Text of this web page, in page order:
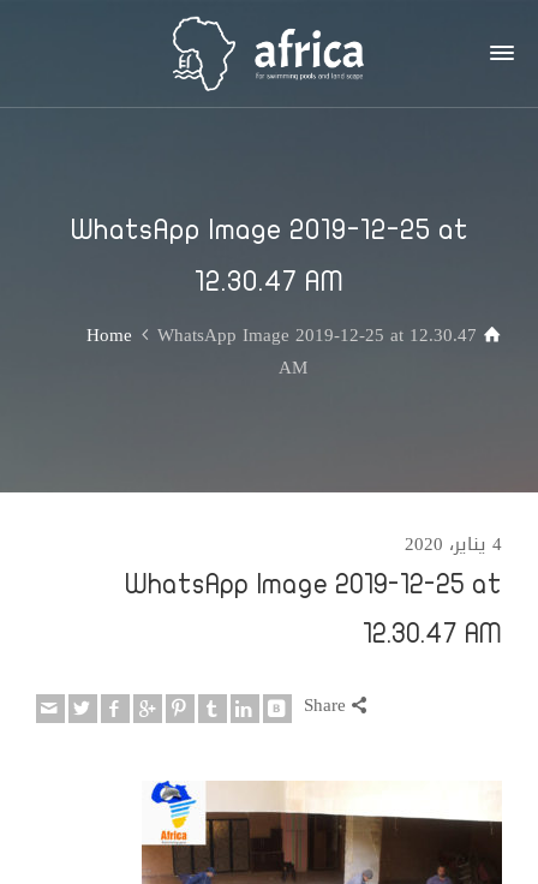
WhatsApp Image 2019-12-25 at
12.30.47 AM
Home
WhatsApp Image 2019-12-25 at 12.30.47
AM
4 يناير، 2020
WhatsApp Image 2019-12-25 at
12.30.47 AM
Share